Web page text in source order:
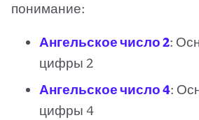
понимание:
Ангельское число 2:
цифры 2
Ангельское число 4:
цифры 4